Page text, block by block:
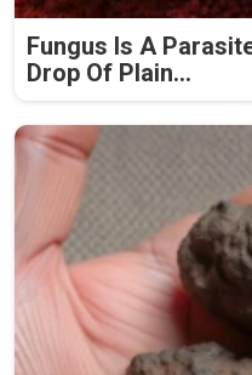
Fungus Is A
Drop Of Plain...